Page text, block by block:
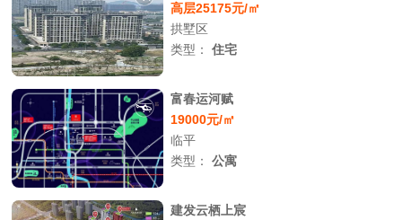
高层25175元/㎡
拱墅区
类型：住宅
富春运河赋
19000元/㎡
临平
类型：公寓
建发云栖上宸